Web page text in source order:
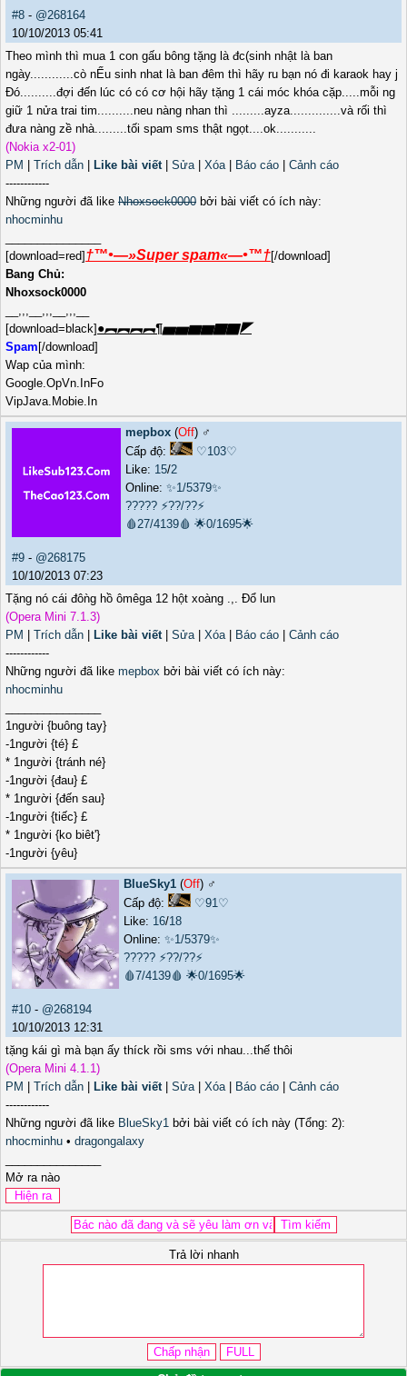
#8 - @268164
10/10/2013 05:41
Theo mình thì mua 1 con gấu bông tặng là đc(sinh nhật là ban
ngày............cò nẾu sinh nhat là ban đêm thì hãy ru bạn nó đi karaok hay j
Đó..........đợi đến lúc có có cơ hội hãy tặng 1 cái móc khóa cặp.....mỗi ng
giữ 1 nửa trai tim..........neu nàng nhan thì .........ayza..............và rối thì
đưa nàng zề nhà.........tối spam sms thật ngọt....ok...........
(Nokia x2-01)
PM
Trích dẫn Like bài viết| Sửa| Xóa| Báo cáo
Cảnh cáo
------------
Những người đã like Nhoxsock0000 bởi bài viết có ích này:
nhocminhu
[download=red] †™•—»Super spam«—•™†[/download]
Bang Chủ:
Nhoxsock0000
__,,,__,,,__,,,__
[download=black] ●︻︻︻︻¶▅▅▆▆▇▇◤
Spam [/download]
Wap của mình:
Google.OpVn.InFo
VipJava.Mobie.In
mepbox (Off) ♂️
Cấp độ:
♡103♡
Like: 15/2
Online: ✨1/5379✨
????? ⚡??/??⚡
🩸27/4139🩸 🌟0/1695🌟
#9 - @268175
10/10/2013 07:23
Tặng nó cái đôǹg hồ ômêga 12 hột xoàng .,. Đổ lun
(Opera Mini 7.1.3)
PM
Trích dẫn Like bài viết| Sửa| Xóa| Báo cáo
Cảnh cáo
------------
Những người đã like mepbox bởi bài viết có ích này:
nhocminhu
1người {buông tay}
-1người {té} £
* 1người {tránh né}
-1người {đau} £
* 1người {đến sau}
-1người {tiếc} £
* 1người {ko biêt'}
-1người {yêu}
BlueSky1 (Off) ♂️
Cấp độ:
♡91♡
Like: 16/18
Online:✨1/5379✨
????? ⚡??/??⚡
🩸7/4139🩸 🌟0/1695🌟
#10 - @268194
10/10/2013 12:31
tặng kái gì mà bạn ấy thíck rồi sms với nhau...thế thôi
(Opera Mini 4.1.1)
PM
Trích dẫn Like bài viết| Sửa| Xóa| Báo cáo
Cảnh cáo
------------
Những người đã like BlueSky1 bởi bài viết có ích này (Tổng: 2):
nhocminhu • dragongalaxy
Mở ra nào
Trả lời nhanh